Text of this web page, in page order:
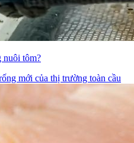
nuôi tôm?
mới của thị trường toàn cầu